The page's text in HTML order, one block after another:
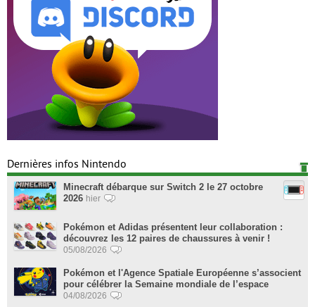
Dernières infos Nintendo
Minecraft débarque sur Switch 2 le 27 octobre
2026 hier
Pokémon et Adidas présentent leur collaboration :
découvrez les 12 paires de chaussures à venir !
05/08/2026
Pokémon et l'Agence Spatiale Européenne s’associent
pour célébrer la Semaine mondiale de l’espace
04/08/2026